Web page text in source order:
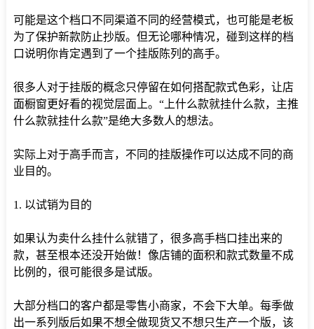
可能是这个档口不同渠道不同的经营模式，也可能是老板
为了保护新款防止抄版。但无论哪种情况，碰到这样的档
口说明你肯定遇到了一个挂版陈列的高手。
很多人对于挂版的概念只停留在如何搭配款式色彩，让店
面橱窗更好看的视觉层面上。“上什么款就挂什么款，主推
什么款就挂什么款”是绝大多数人的想法。
实际上对于高手而言，不同的挂版操作可以达成不同的商
业目的。
1. 以试销为目的
如果认为卖什么挂什么就错了，很多高手档口挂出来的
款，甚至根本还没开始做！像店铺的面积和款式数量不成
比例的，很可能很多是试版。
大部分档口的客户都是零售小商家，不会下大单。每季做
出一系列版后如果不想全做现货又不想只生产一个版，该